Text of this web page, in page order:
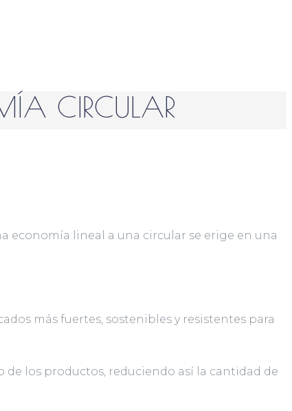
CIRCULAR
economía lineal a una circular se erige en una
más fuertes, sostenibles y resistentes para
de los productos, reduciendo así la cantidad de